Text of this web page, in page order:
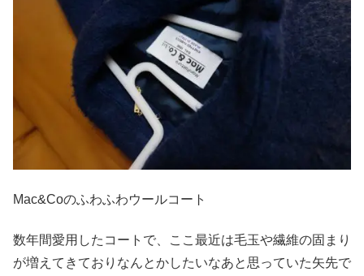
Mac&Coのふわふわウールコート
数年間愛用したコートで、ここ最近は毛玉や繊維の固まり
が増えてきておりなんとかしたいなあと思っていた矢先で